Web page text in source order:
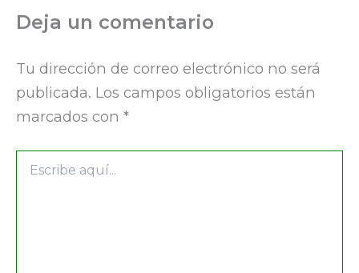
Deja un comentario
Tu dirección de correo electrónico no será
publicada. Los campos obligatorios están
marcados con *
aquí...